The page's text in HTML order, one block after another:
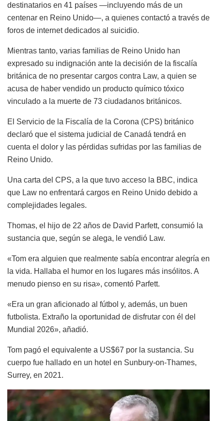
destinatarios en 41 países —incluyendo más de un
centenar en Reino Unido—, a quienes contactó a través de
foros de internet dedicados al suicidio.
Mientras tanto, varias familias de Reino Unido han
expresado su indignación ante la decisión de la fiscalía
británica de no presentar cargos contra Law, a quien se
acusa de haber vendido un producto químico tóxico
vinculado a la muerte de 73 ciudadanos británicos.
El Servicio de la Fiscalía de la Corona (CPS) británico
declaró que el sistema judicial de Canadá tendrá en
cuenta el dolor y las pérdidas sufridas por las familias de
Reino Unido.
Una carta del CPS, a la que tuvo acceso la BBC, indica
que Law no enfrentará cargos en Reino Unido debido a
complejidades legales.
Thomas, el hijo de 22 años de David Parfett, consumió la
sustancia que, según se alega, le vendió Law.
«Tom era alguien que realmente sabía encontrar alegría en
la vida. Hallaba el humor en los lugares más insólitos. A
menudo pienso en su risa», comentó Parfett.
«Era un gran aficionado al fútbol y, además, un buen
futbolista. Extraño la oportunidad de disfrutar con él del
Mundial 2026», añadió.
Tom pagó el equivalente a US$67 por la sustancia. Su
cuerpo fue hallado en un hotel en Sunbury-on-Thames,
Surrey, en 2021.